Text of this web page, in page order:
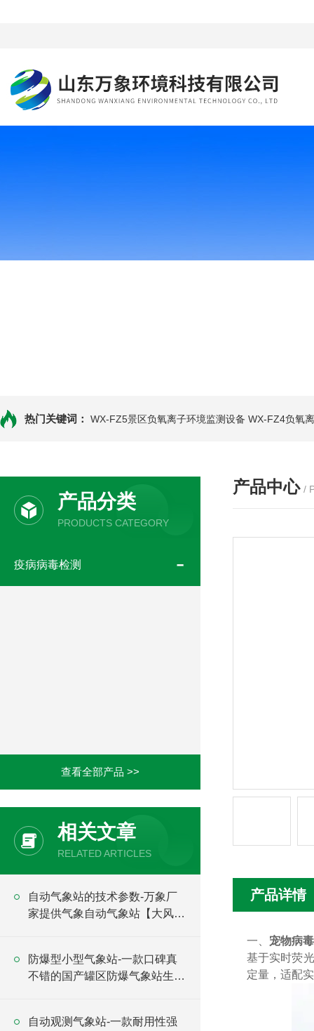
热门关键词： WX-FZ5景区负氧离子环境监测设备 WX-FZ4负氧
产品分类
PRODUCTS CATEGORY
疫病病毒检测
查看全部产品 >>
相关文章
RELATED ARTICLES
自动气象站的技术参数-万象厂
家提供气象自动气象站【大风天
防爆型小型气象站-一款口碑真
不错的国产罐区防爆气象站生产
自动观测气象站-一款耐用性强
产品中心 /
产品详情
一、 宠物病
基于实时荧
定量，适配